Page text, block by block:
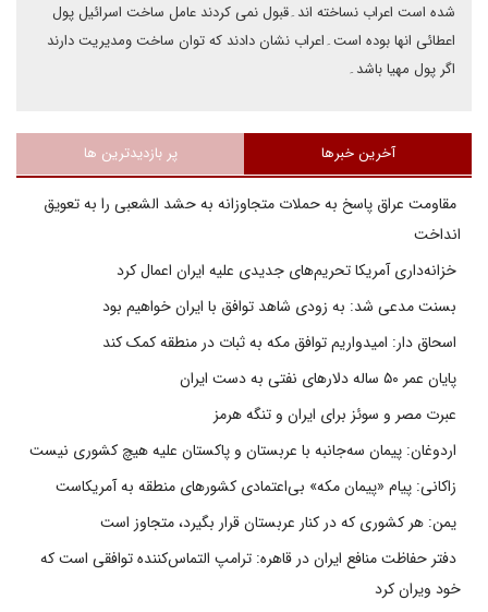
شده است اعراب نساخته اند۔قبول نمی کردند عامل ساخت اسرائیل پول
اعطائی انها بوده است۔اعراب نشان دادند که توان ساخت ومدیریت دارند
اگر پول مهیا باشد۔
آخرین خبرها پر بازدیدترین ها
مقاومت عراق پاسخ به حملات متجاوزانه به حشد الشعبی را به تعویق
انداخت
خزانه‌داری آمریکا تحریم‌های جدیدی علیه ایران اعمال کرد
بسنت مدعی شد: به زودی شاهد توافق با ایران خواهیم بود
اسحاق دار: امیدواریم توافق مکه به ثبات در منطقه کمک کند
پایان عمر ۵۰ ساله دلارهای نفتی به دست ایران
عبرت مصر و سوئز برای ایران و تنگه هرمز
اردوغان: پیمان سه‌جانبه با عربستان و پاکستان علیه هیچ کشوری نیست
زاکانی: پیام «پیمان مکه» بی‌اعتمادی کشورهای منطقه به آمریکاست
یمن: هر کشوری که در کنار عربستان قرار بگیرد، متجاوز است
دفتر حفاظت منافع ایران در قاهره: ترامپ التماس‌کننده توافقی است که
خود ویران کرد